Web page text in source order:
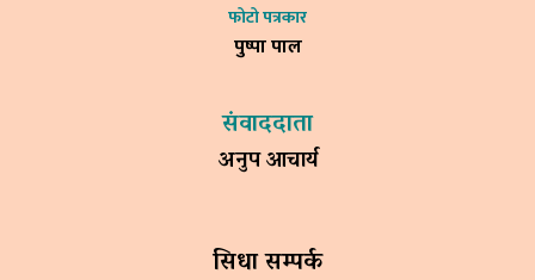
फोटो पत्रकार
पुष्पा पाल
संवाददाता
अनुप आचार्य
सिधा सम्पर्क